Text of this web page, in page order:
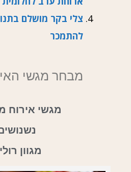
צלי בקר מושלם
להתמכר
מבחר מגשי
מגשי אירוח
מגוון